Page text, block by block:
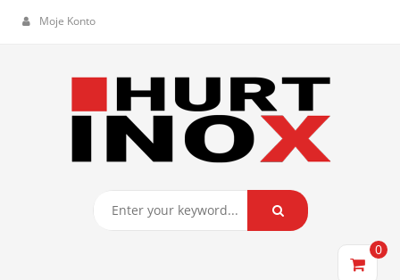
Moje Konto
0